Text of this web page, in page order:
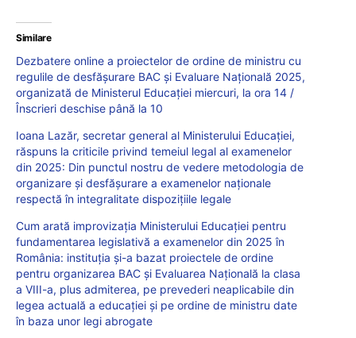
Similare
Dezbatere online a proiectelor de ordine de ministru cu
regulile de desfășurare BAC și Evaluare Națională 2025,
organizată de Ministerul Educației miercuri, la ora 14 /
Înscrieri deschise până la 10
Ioana Lazăr, secretar general al Ministerului Educației,
răspuns la criticile privind temeiul legal al examenelor
din 2025: Din punctul nostru de vedere metodologia de
organizare și desfășurare a examenelor naționale
respectă în integralitate dispozițiile legale
Cum arată improvizația Ministerului Educației pentru
fundamentarea legislativă a examenelor din 2025 în
România: instituția și-a bazat proiectele de ordine
pentru organizarea BAC și Evaluarea Națională la clasa
a VIII-a, plus admiterea, pe prevederi neaplicabile din
legea actuală a educației și pe ordine de ministru date
în baza unor legi abrogate